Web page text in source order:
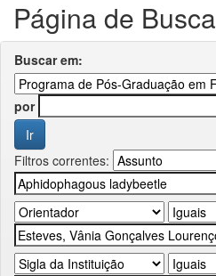
Página de Busca
Buscar em:
por
Filtros correntes: